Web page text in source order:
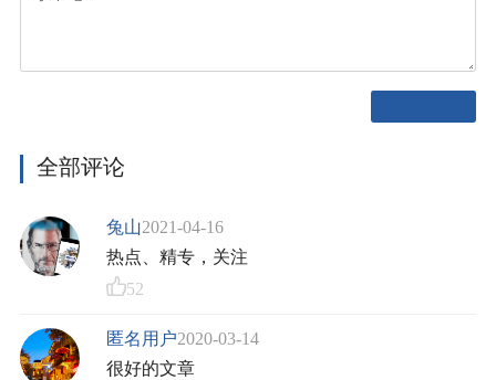
全部评论
兔山2021-04-16
热点、精专，关注
52
匿名用户2020-03-14
很好的文章